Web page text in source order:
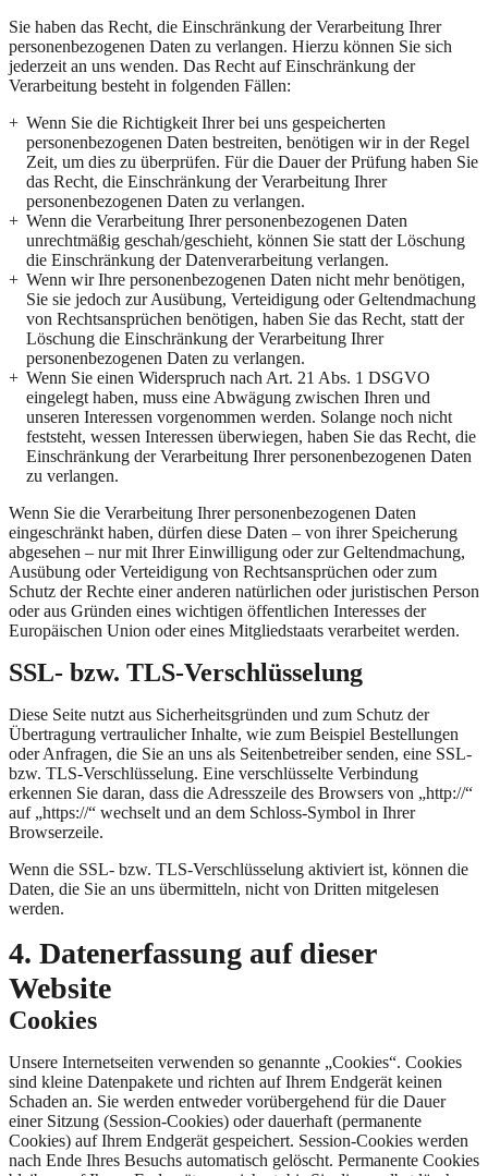
Sie haben das Recht, die Einschränkung der Verarbeitung Ihrer
personenbezogenen Daten zu verlangen. Hierzu können Sie sich
jederzeit an uns wenden. Das Recht auf Einschränkung der
Verarbeitung besteht in folgenden Fällen:
Wenn Sie die Richtigkeit Ihrer bei uns gespeicherten
personenbezogenen Daten bestreiten, benötigen wir in der Regel
Zeit, um dies zu überprüfen. Für die Dauer der Prüfung haben Sie
das Recht, die Einschränkung der Verarbeitung Ihrer
personenbezogenen Daten zu verlangen.
Wenn die Verarbeitung Ihrer personenbezogenen Daten
unrechtmäßig geschah/geschieht, können Sie statt der Löschung
die Einschränkung der Datenverarbeitung verlangen.
Wenn wir Ihre personenbezogenen Daten nicht mehr benötigen,
Sie sie jedoch zur Ausübung, Verteidigung oder Geltendmachung
von Rechtsansprüchen benötigen, haben Sie das Recht, statt der
Löschung die Einschränkung der Verarbeitung Ihrer
personenbezogenen Daten zu verlangen.
Wenn Sie einen Widerspruch nach Art. 21 Abs. 1 DSGVO
eingelegt haben, muss eine Abwägung zwischen Ihren und
unseren Interessen vorgenommen werden. Solange noch nicht
feststeht, wessen Interessen überwiegen, haben Sie das Recht, die
Einschränkung der Verarbeitung Ihrer personenbezogenen Daten
zu verlangen.
Wenn Sie die Verarbeitung Ihrer personenbezogenen Daten
eingeschränkt haben, dürfen diese Daten – von ihrer Speicherung
abgesehen – nur mit Ihrer Einwilligung oder zur Geltendmachung,
Ausübung oder Verteidigung von Rechtsansprüchen oder zum
Schutz der Rechte einer anderen natürlichen oder juristischen Person
oder aus Gründen eines wichtigen öffentlichen Interesses der
Europäischen Union oder eines Mitgliedstaats verarbeitet werden.
SSL- bzw. TLS-Verschlüsselung
Diese Seite nutzt aus Sicherheitsgründen und zum Schutz der
Übertragung vertraulicher Inhalte, wie zum Beispiel Bestellungen
oder Anfragen, die Sie an uns als Seitenbetreiber senden, eine SSL-
bzw. TLS-Verschlüsselung. Eine verschlüsselte Verbindung
erkennen Sie daran, dass die Adresszeile des Browsers von „http://“
auf „https://“ wechselt und an dem Schloss-Symbol in Ihrer
Browserzeile.
Wenn die SSL- bzw. TLS-Verschlüsselung aktiviert ist, können die
Daten, die Sie an uns übermitteln, nicht von Dritten mitgelesen
werden.
4. Datenerfassung auf dieser
Website
Cookies
Unsere Internetseiten verwenden so genannte „Cookies“. Cookies
sind kleine Datenpakete und richten auf Ihrem Endgerät keinen
Schaden an. Sie werden entweder vorübergehend für die Dauer
einer Sitzung (Session-Cookies) oder dauerhaft (permanente
Cookies) auf Ihrem Endgerät gespeichert. Session-Cookies werden
nach Ende Ihres Besuchs automatisch gelöscht. Permanente Cookies